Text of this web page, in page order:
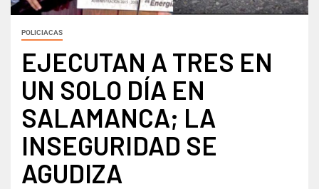
POLICIACAS
EJECUTAN A TRES EN
UN SOLO DÍA EN
SALAMANCA; LA
INSEGURIDAD SE
AGUDIZA